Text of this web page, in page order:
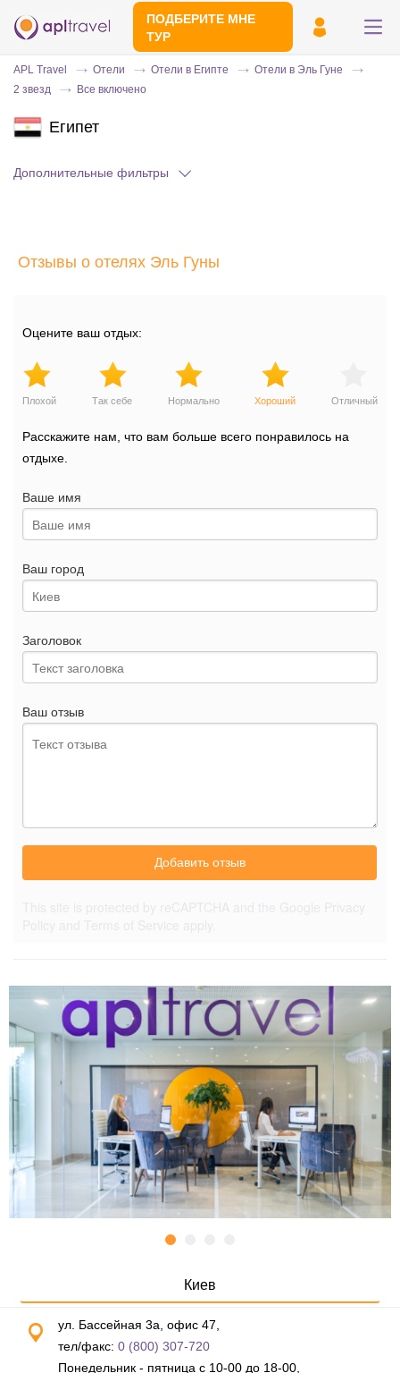
ПОДБЕРИТЕ МНЕ
ТУР
Эксперт свяжется с вами и сделает
APL Travel Отели Отели в Египте
Отели в Эль Гуне
2 звезд
Все включено
Египет
Дополнительные фильтры
Отзывы о отелях Эль Гуны
Оцените ваш отдых:
Плохой Так себе Нормально Хороший Отличный
Расскажите нам, что вам больше всего понравилось на
отдыхе.
Ваше имя
Ваш город
Заголовок
Ваш отзыв
Добавить отзыв
Киев
ул. Бассейная 3а, офис 47,
тел/факс: 0 (800) 307-720
Понедельник - пятница с 10-00 до 18-00,